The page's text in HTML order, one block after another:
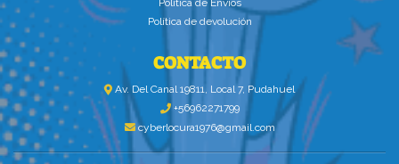
Política de Envíos
Política de devolución
CONTACTO
Av. Del Canal 19811, Local 7, Pudahuel
+56962271799
cyberlocura1976@gmail.com